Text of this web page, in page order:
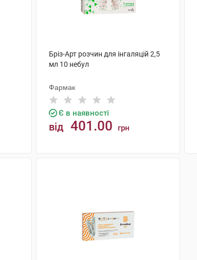
Бріз-Арт розчин для інгаляцій 2,5
мл 10 небул
Фармак
Є в наявності
від 401.00 грн